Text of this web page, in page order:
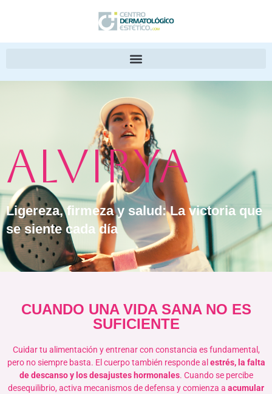
Alvirya
Ligereza, firmeza y salud: La victoria que
se siente cada día
CUANDO UNA VIDA SANA NO ES
SUFICIENTE
Cuidar tu alimentación y entrenar con constancia es fundamental,
pero no siempre basta. El cuerpo también responde al estrés, la falta
de descanso y los desajustes hormonales. Cuando se percibe
desequilibrio, activa mecanismos de defensa y comienza a acumular